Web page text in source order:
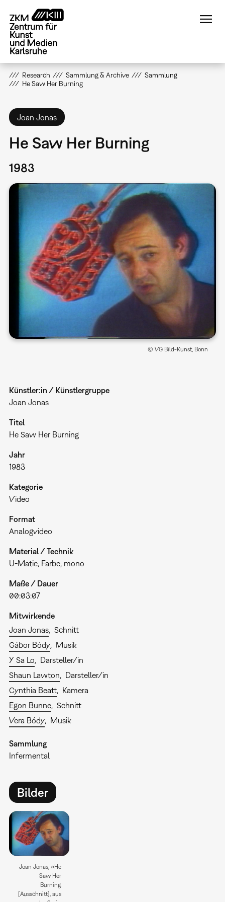
zum
Inhalt
Research Sammlung & Archive
Sammlung
He Saw Her Burning
Joan Jonas
He Saw Her Burning
1983
© VG Bild-Kunst, Bonn
Künstler:in / Künstlergruppe
Joan Jonas
Titel
He Saw Her Burning
Jahr
1983
Kategorie
Video
Format
Analogvideo
Material / Technik
U-Matic, Farbe, mono
Maße / Dauer
00:03:07
Mitwirkende
Joan Jonas
Schnitt
Gábor Bódy
Musik
Y Sa Lo
Darsteller/in
Shaun Lawton
Darsteller/in
Cynthia Beatt
Kamera
Egon Bunne
Schnitt
Vera Bódy
Musik
Sammlung
Infermental
Bilder
Joan Jonas, »He
Saw Her
Burning.
[Ausschnitt], aus